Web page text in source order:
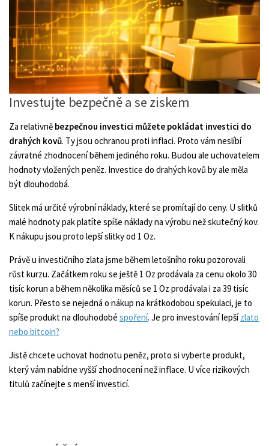
Investujte bezpečně a se ziskem
Za relativně bezpečnou investici můžete pokládat investici do
drahých kovů. Ty jsou ochranou proti inflaci. Proto vám neslíbí
závratné zhodnocení během jediného roku. Budou ale uchovatelem
hodnoty vložených peněz. Investice do drahých kovů by ale měla
být dlouhodobá.
Slitek má určité výrobní náklady, které se promítají do ceny. U slitků
malé hodnoty pak platíte spíše náklady na výrobu než skutečný kov.
K nákupu jsou proto lepší slitky od 1 Oz.
Právě u investičního zlata jsme během letošního roku pozorovali
růst kurzu. Začátkem roku se ještě 1 Oz prodávala za cenu okolo 30
tisíc korun a během několika měsíců se 1 Oz prodávala i za 39 tisíc
korun. Přesto se nejedná o nákup na krátkodobou spekulaci, je to
spíše produkt na dlouhodobé spoření. Je pro investování lepšízlato
nebo bitcoin?
Jistě chcete uchovat hodnotu peněz, proto si vyberte produkt,
který vám nabídne vyšší zhodnocení než inflace. U více rizikových
titulů začínejte s menší investicí.